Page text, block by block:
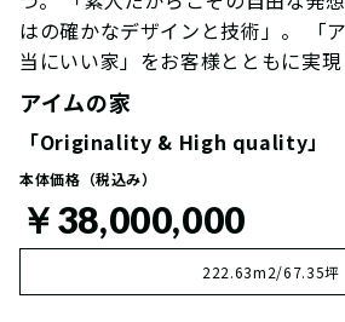
はの確かなデザインと技術」。 「
当にいい家」をお客様とともに実現
アイムの家
「Originality & High quality」
本体価格（税込み）
￥38,000,000
222.63m2/67.35坪